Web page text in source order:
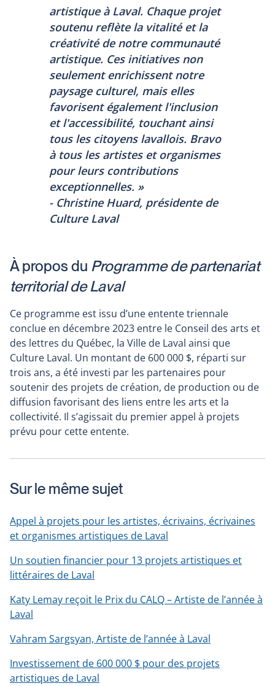
artistique à Laval. Chaque projet
soutenu reflète la vitalité et la
créativité de notre communauté
artistique. Ces initiatives non
seulement enrichissent notre
paysage culturel, mais elles
favorisent également l'inclusion
et l'accessibilité, touchant ainsi
tous les citoyens lavallois. Bravo
à tous les artistes et organismes
pour leurs contributions
exceptionnelles. »
- Christine Huard, présidente de
Culture Laval
À propos du Programme de partenariat
territorial de Laval
Ce programme est issu d’une entente triennale
conclue en décembre 2023 entre le Conseil des arts et
des lettres du Québec, la Ville de Laval ainsi que
Culture Laval. Un montant de 600 000 $, réparti sur
trois ans, a été investi par les partenaires pour
soutenir des projets de création, de production ou de
diffusion favorisant des liens entre les arts et la
collectivité. Il s’agissait du premier appel à projets
prévu pour cette entente.
Sur le même sujet
Appel à projets pour les artistes, écrivains, écrivaines
et organismes artistiques de Laval
Un soutien financier pour 13 projets artistiques et
littéraires de Laval
Katy Lemay reçoit le Prix du CALQ – Artiste de l’année à
Laval
Vahram Sargsyan, Artiste de l’année à Laval
Investissement de 600 000 $ pour des projets
artistiques de Laval